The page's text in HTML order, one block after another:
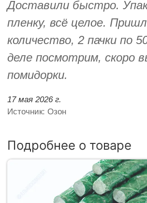
Доставили быстро.
пленку, всё целое.
количество, 2 пачки по
деле посмотрим, скоро
помидорки.
17 мая 2026 г.
Источник: Озон
Подробнее о товаре